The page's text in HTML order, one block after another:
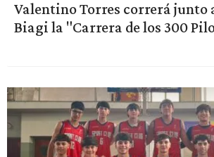
Valentino Torres correrá junto
Biagi la "Carrera de los 300